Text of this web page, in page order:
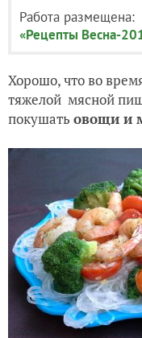
Работа размещена:
«Рецепты Весна-
Хорошо, что во
тяжелой мясной
покушать овощи и